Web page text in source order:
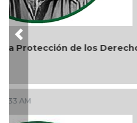
La devoción protege la
Ago 04, 2026 / 9:32 AM